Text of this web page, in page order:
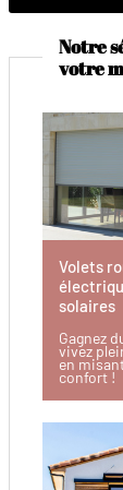
Notre
votre
Volets
solaires
Gagnez
vivez
en
confort !